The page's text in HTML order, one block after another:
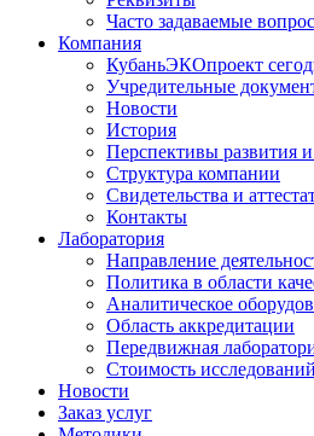
Часто задаваемые
Компания
КубаньЭКОпроект
Учредительные
Новости
История
Перспективы развития и
Структура компании
Свидетельства и
Контакты
Лаборатория
Направление
Политика в области
Аналитическое
Область аккредитации
Передвижная
Стоимость исследований
Новости
Заказ услуг